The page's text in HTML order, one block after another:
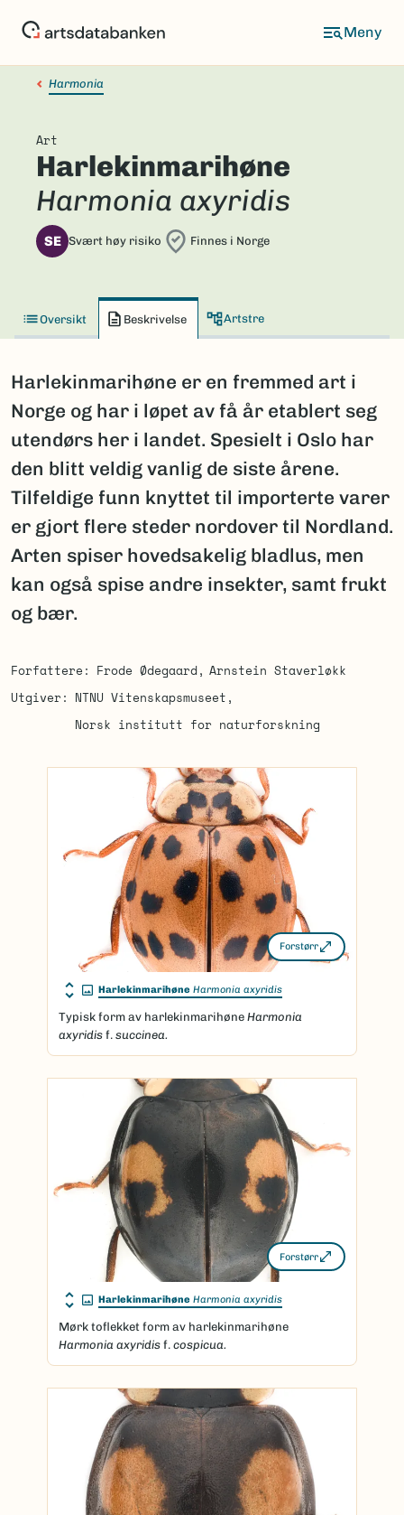
Harmonia
Art
Harlekinmarihøne
Harmonia axyridis
SE Svært høy risiko Finnes i Norge
Oversikt Beskrivelse Artstre
Harlekinmarihøne er en fremmed art i
Norge og har i løpet av få år etablert seg
utendørs her i landet. Spesielt i Oslo har
den blitt veldig vanlig de siste årene.
Tilfeldige funn knyttet til importerte varer
er gjort flere steder nordover til Nordland.
Arten spiser hovedsakelig bladlus, men
kan også spise andre insekter, samt frukt
og bær.
Forfattere Frode Ødegaard
Arnstein Staverløkk
Utgiver
NTNU Vitenskapsmuseet
Norsk institutt for naturforskning
Forstørr
Harlekinmarihøne Harmonia axyridis
Typisk form av harlekinmarihøne Harmonia
axyridis f. succinea.
Forstørr
Harlekinmarihøne Harmonia axyridis
Mørk toflekket form av harlekinmarihøne
Harmonia axyridis f. cospicua.